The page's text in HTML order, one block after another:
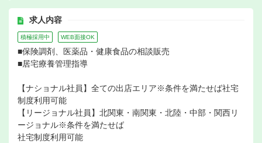
求人内容
積極採用中 WEB面接OK
■保険調剤、医薬品・健康食品の相談販売
■居宅療養管理指導
【ナショナル社員】全ての出店エリア※条件を満たせば社宅
制度利用可能
【リージョナル社員】北関東・南関東・北陸・中部・関西リ
ージョナル※条件を満たせば
社宅制度利用可能